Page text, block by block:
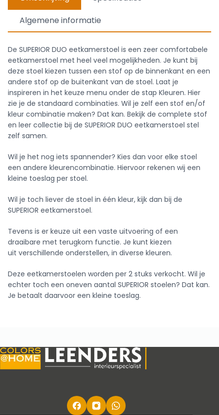
Algemene informatie
De SUPERIOR DUO eetkamerstoel is een zeer comfortabele
eetkamerstoel met heel veel mogelijkheden. Je kunt bij
deze stoel kiezen tussen een stof op de binnenkant en een
andere stof op de buitenkant van de stoel. Laat je
inspireren in het keuze menu onder de stap Kleuren. Hier
zie je de standaard combinaties. Wil je zelf een stof en/of
kleur combinatie maken? Dat kan. Bekijk de complete stof
en leer collectie bij de SUPERIOR DUO eetkamerstoel stel
zelf samen.
Wil je het nog iets spannender? Kies dan voor elke stoel
een andere kleurencombinatie. Hiervoor rekenen wij een
kleine toeslag per stoel.
Wil je toch liever de stoel in één kleur, kijk dan bij de
SUPERIOR eetkamerstoel.
Tevens is er keuze uit een vaste uitvoering of een
draaibare met terugkom functie. Je kunt kiezen
uit verschillende onderstellen, in diverse kleuren.
Deze eetkamerstoelen worden per 2 stuks verkocht. Wil je
echter toch een oneven aantal SUPERIOR stoelen? Dat kan.
Je betaalt daarvoor een kleine toeslag.